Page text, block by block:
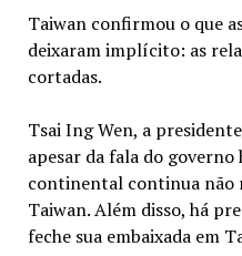
Taiwan confirmou o que
deixaram implícito: as
cortadas.
Tsai Ing Wen, a
apesar da fala do
continental continua não
Taiwan. Além disso, há
feche sua embaixada em